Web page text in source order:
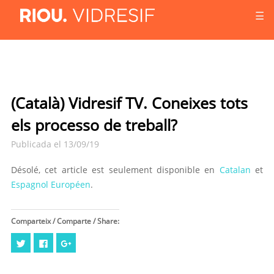
☰
(Català) Vidresif TV. Coneixes tots
els processo de treball?
Publicada el 13/09/19
Désolé, cet article est seulement disponible en Catalan et
Espagnol Européen.
Comparteix / Comparte / Share:
Cliquez
pour
partager
Cliquez
pour
partagerpartager